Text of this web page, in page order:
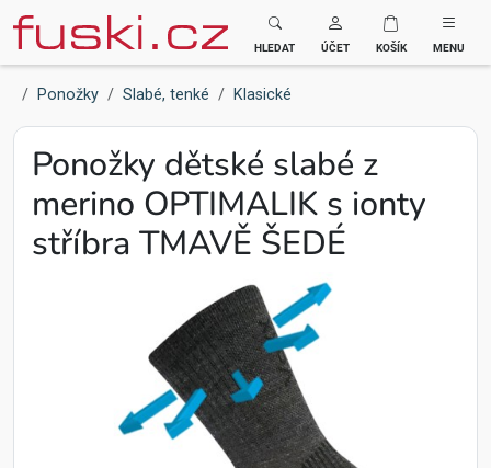
Fuski BOMA
HLEDAT ÚČET KOŠÍK MENU
Ponožky Slabé, tenké Klasické
Ponožky dětské slabé z
merino OPTIMALIK s ionty
stříbra TMAVĚ ŠEDÉ